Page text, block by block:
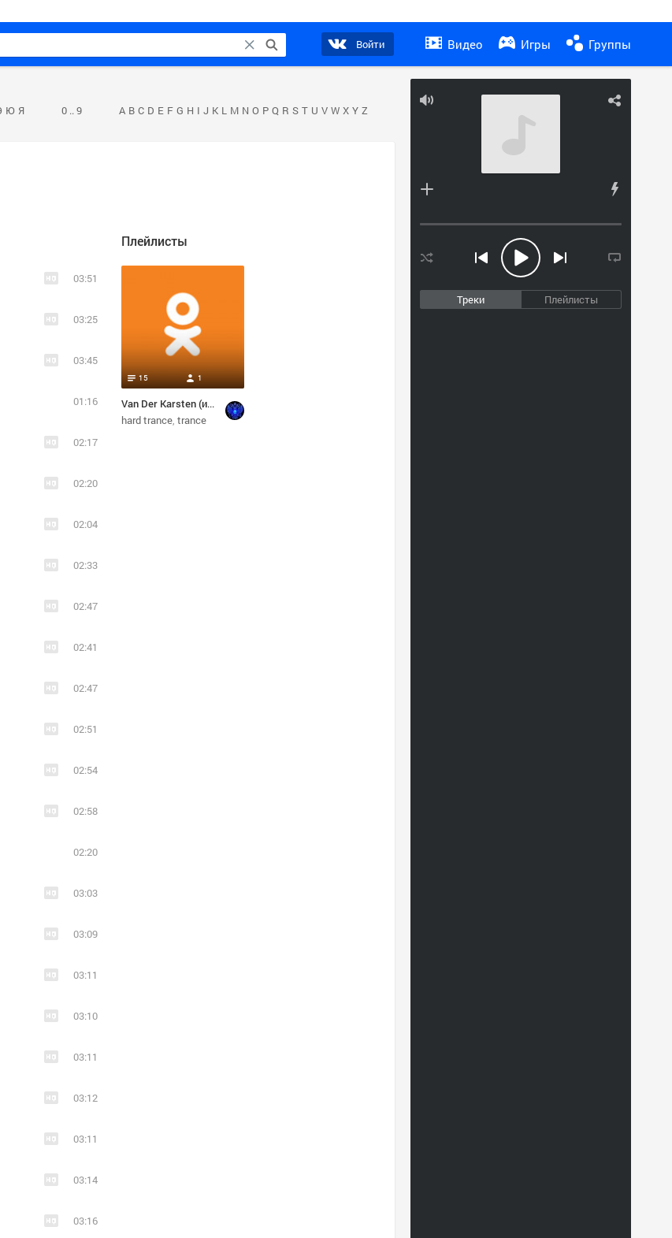
Войти Видео Игры Группы
Треки Плейлисты
Ю Я 0 .. 9 A B C D E F G H I J K L M N O P Q R S T U V W X Y Z
03:51
03:25
03:45
01:16
02:17
02:20
02:04
02:33
02:47
02:41
02:47
02:51
02:54
02:58
02:20
03:03
03:09
03:11
03:10
03:11
03:12
03:11
03:14
03:16
Плейлисты
Van Der Karsten (из Одноклассников)
15 1
hard trance trance